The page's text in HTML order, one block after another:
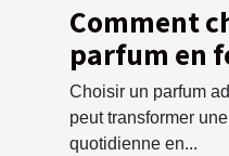
Comment
parfum en
style de vie
Choisir un parfum
peut transformer
quotidienne en...